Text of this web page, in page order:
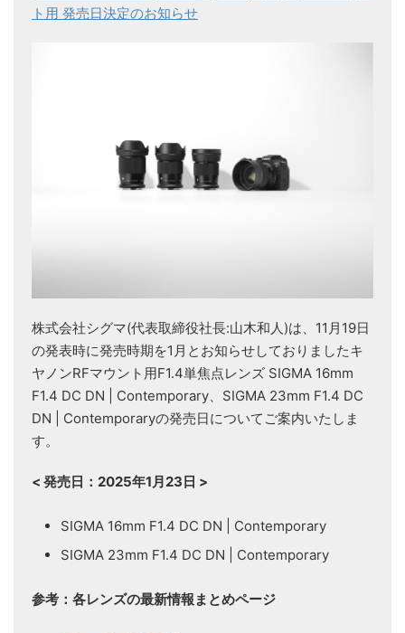
ト用 発売日決定のお知らせ
株式会社シグマ(代表取締役社長:山木和人)は、11月19日
の発表時に発売時期を1月とお知らせしておりましたキ
ヤノンRFマウント用F1.4単焦点レンズ SIGMA 16mm
F1.4 DC DN | Contemporary、SIGMA 23mm F1.4 DC
DN | Contemporaryの発売日についてご案内いたしま
す。
< 発売日：2025年1月23日 >
SIGMA 16mm F1.4 DC DN | Contemporary
SIGMA 23mm F1.4 DC DN | Contemporary
参考：各レンズの最新情報まとめページ